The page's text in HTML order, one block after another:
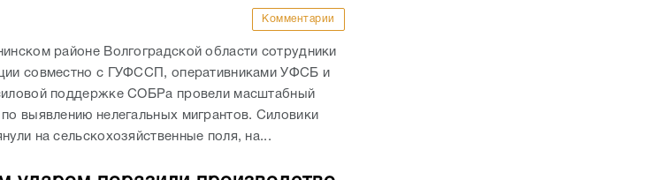
Комментарии
районе Волгоградской области сотрудники
совместно с ГУФССП, оперативниками УФСБ и
поддержке СОБРа провели масштабный
выявлению нелегальных мигрантов. Силовики
на сельскохозяйственные поля, на...